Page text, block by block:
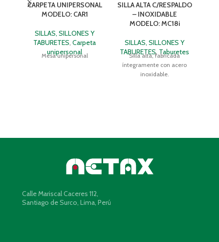
CARPETA UNIPERSONAL
MODELO: CAR1
SILLAS, SILLONES Y
TABURETES, Carpeta
unipersonal
Mesa unipersonal
SILLA ALTA C/RESPALDO
– INOXIDABLE
MODELO: MC18i
SILLAS, SILLONES Y
TABURETES, Taburetes
Silla alta, fabricada
íntegramente con acero
inoxidable.
Calle Mariscal Caceres 112,
Santiago de Surco, Lima, Perú